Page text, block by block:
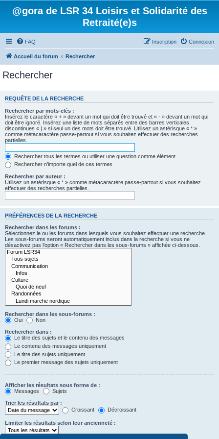
@gora de LSR 34 Loisirs et Solidarité des
Retraité(e)s
FAQ Connexion
Inscription
Accueil du forum Rechercher
Rechercher
REQUÊTE DE LA RECHERCHE
Rechercher par mots-clés :
Insérez le caractère « + » devant un mot qui doit être trouvé et « - » devant un mot qui
doit être ignoré. Insérez une liste de mots séparés entre des barres verticales
discontinues « | » si seul un des mots doit être trouvé. Utilisez un astérisque « * »
comme métacaractère passe-partout si vous souhaitez effectuer des recherches
partielles.
Rechercher tous les termes ou utiliser une question comme élément
Rechercher n’importe quel de ces termes
Rechercher par auteur :
Utilisez un astérisque « * » comme métacaractère passe-partout si vous souhaitez
effectuer des recherches partielles.
PRÉFÉRENCES DE LA RECHERCHE
Rechercher dans les forums :
Sélectionnez le ou les forums dans lesquels vous souhaitez effectuer une recherche.
Les sous-forums seront automatiquement inclus dans la recherche si vous ne
désactivez pas l’option « Rechercher dans les sous-forums » affichée ci-dessous.
Rechercher dans les sous-forums :
Oui
Non
Rechercher dans :
Le titre des sujets et le contenu des messages
Le contenu des messages uniquement
Le titre des sujets uniquement
Le premier message des sujets uniquement
Afficher les résultats sous forme de :
Messages
Sujets
Trier les résultats par :
Croissant
Décroissant
Limiter les résultats selon leur ancienneté :